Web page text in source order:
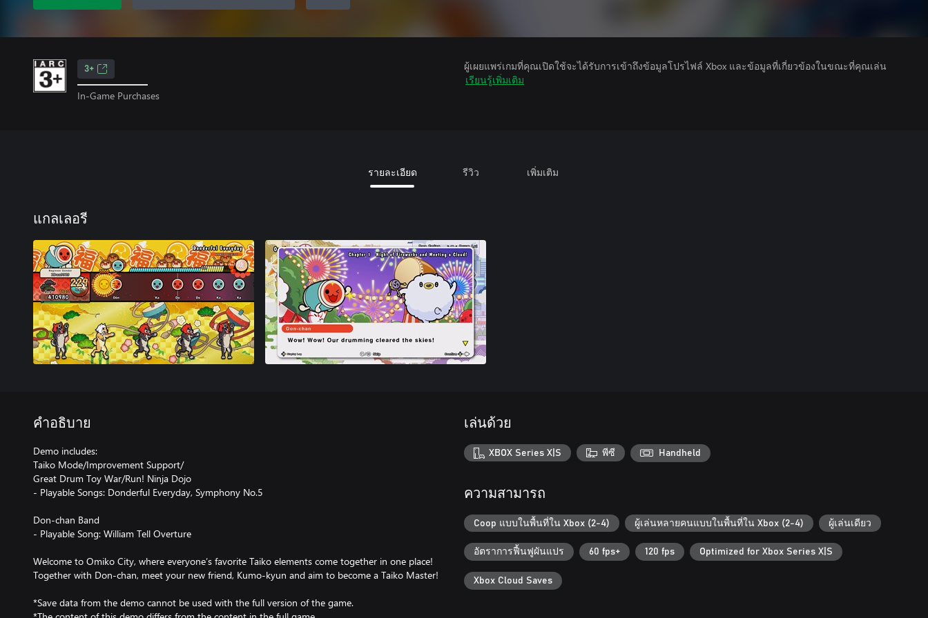
3+
In-Game Purchases
ผู้เผยแพร่เกมที่คุณเปิดใช้จะได้รับการเข้าถึงข้อมูลโปรไฟล์ Xbox และข้อมูลที่เกี่ยวข้องในขณะที่คุณเล่น
เรียนรู้เพิ่มเติม
รายละเอียด รีวิว เพิ่มเติม
แกลเลอรี
คำอธิบาย
Demo includes:
Taiko Mode/Improvement Support/
Great Drum Toy War/Run! Ninja Dojo
- Playable Songs: Donderful Everyday, Symphony No.5
Don-chan Band
- Playable Song: William Tell Overture
Welcome to Omiko City, where everyone’s favorite Taiko elements come together in one place!
Together with Don-chan, meet your new friend, Kumo-kyun and aim to become a Taiko Master!
*Save data from the demo cannot be used with the full version of the game.
เล่นด้วย
XBOX Series X|S พีซี Handheld
ความสามารถ
Coop แบบในพื้นที่ใน Xbox (2-4) ผู้เล่นหลายคนแบบในพื้นที่ใน Xbox (2-4) ผู้เล่นเดียว
อัตราการฟื้นฟูผันแปร 60 fps+ 120 fps Optimized for Xbox Series X|S
Xbox Cloud Saves